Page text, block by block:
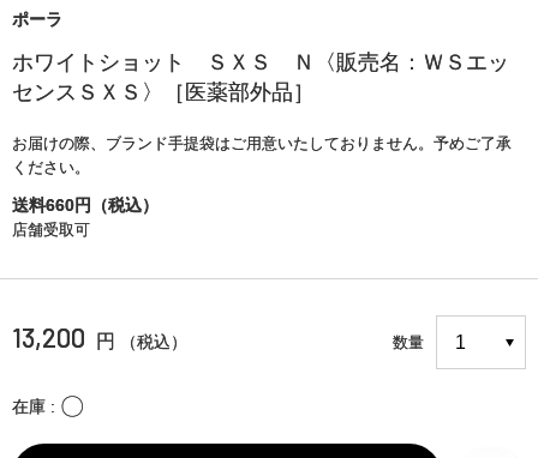
ポーラ
ホワイトショット ＳＸＳ Ｎ〈販売名：ＷＳエッ
センスＳＸＳ〉［医薬部外品］
お届けの際、ブランド手提袋はご用意いたしておりません。予めご了承
ください。
送料660円（税込）
店舗受取可
13,200 円 （税込） 数量
在庫 〇